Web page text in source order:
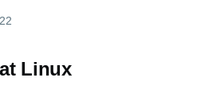
Linux